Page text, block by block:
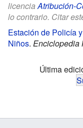
licenciaAtribución-
lo contrario. Citar
Estación de Policía
Niños. Enciclopedia
Última